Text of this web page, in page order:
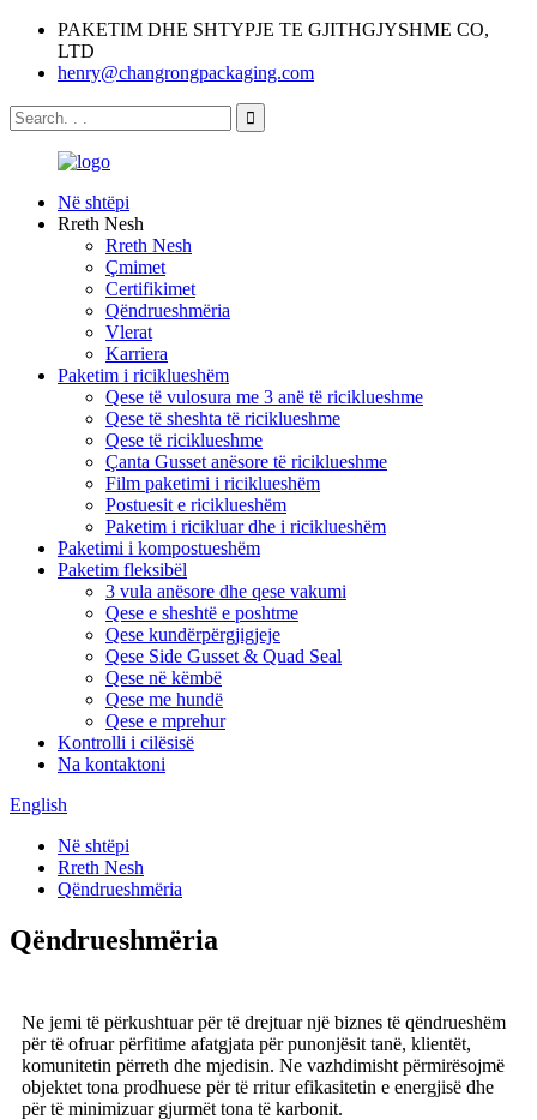
PAKETIM DHE SHTYPJE TE GJITHGJYSHME CO,
LTD
henry@changrongpackaging.com
Në shtëpi
Rreth Nesh
Rreth Nesh
Çmimet
Certifikimet
Qëndrueshmëria
Vlerat
Karriera
Paketim i riciklueshëm
Qese të vulosura me 3 anë të riciklueshme
Qese të sheshta të riciklueshme
Qese të riciklueshme
Çanta Gusset anësore të riciklueshme
Film paketimi i riciklueshëm
Postuesit e riciklueshëm
Paketim i ricikluar dhe i riciklueshëm
Paketimi i kompostueshëm
Paketim fleksibël
3 vula anësore dhe qese vakumi
Qese e sheshtë e poshtme
Qese kundërpërgjigjeje
Qese Side Gusset & Quad Seal
Qese në këmbë
Qese me hundë
Qese e mprehur
Kontrolli i cilësisë
Na kontaktoni
English
Në shtëpi
Rreth Nesh
Qëndrueshmëria
Qëndrueshmëria
Ne jemi të përkushtuar për të drejtuar një biznes të qëndrueshëm
për të ofruar përfitime afatgjata për punonjësit tanë, klientët,
komunitetin përreth dhe mjedisin. Ne vazhdimisht përmirësojmë
objektet tona prodhuese për të rritur efikasitetin e energjisë dhe
për të minimizuar gjurmët tona të karbonit.